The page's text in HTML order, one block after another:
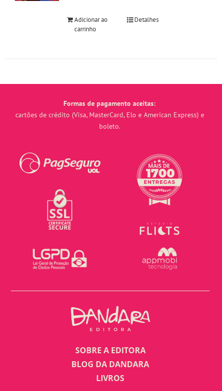
Adicionar ao
carrinho
Detalhes
Formas de pagamento aceitas:
cartões de crédito (Visa, MasterCard, Elo e American Express) e
boleto.
SOBRE A EDITORA
BLOG DA DANDARA
LIVROS